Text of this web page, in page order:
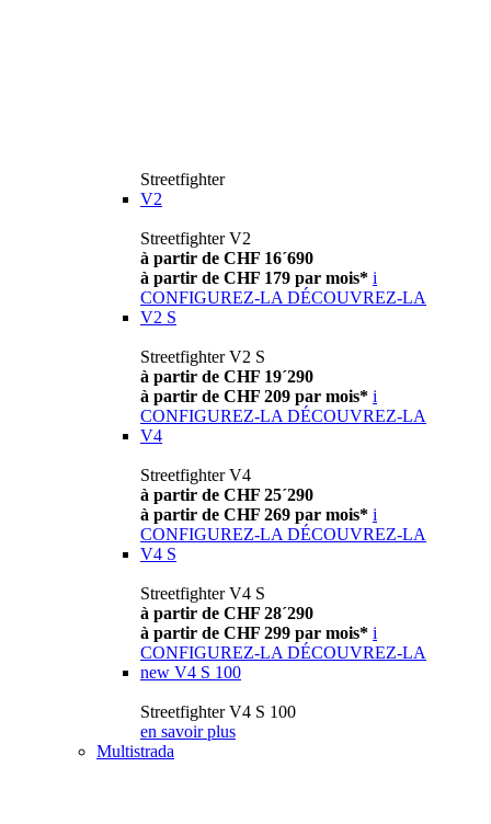
Streetfighter
V2
Streetfighter V2
à partir de CHF 16´690
à partir de CHF 179 par mois* i
CONFIGUREZ-LA DÉCOUVREZ-LA
V2 S
Streetfighter V2 S
à partir de CHF 19´290
à partir de CHF 209 par mois* i
CONFIGUREZ-LA DÉCOUVREZ-LA
V4
Streetfighter V4
à partir de CHF 25´290
à partir de CHF 269 par mois* i
CONFIGUREZ-LA DÉCOUVREZ-LA
V4 S
Streetfighter V4 S
à partir de CHF 28´290
à partir de CHF 299 par mois* i
CONFIGUREZ-LA DÉCOUVREZ-LA
new V4 S 100
Streetfighter V4 S 100
en savoir plus
Multistrada